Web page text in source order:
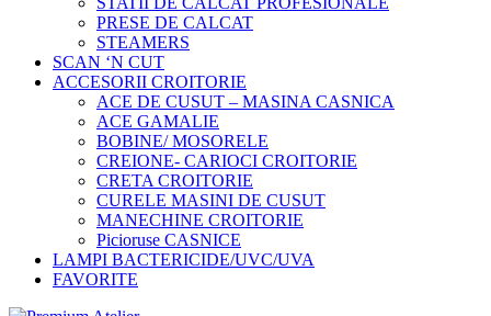
PRESE DE CALCAT
STEAMERS
SCAN ‘N CUT
ACCESORII CROITORIE
ACE DE CUSUT – MASINA CASNICA
ACE GAMALIE
BOBINE/ MOSORELE
CREIONE- CARIOCI CROITORIE
CRETA CROITORIE
CURELE MASINI DE CUSUT
MANECHINE CROITORIE
Picioruse CASNICE
LAMPI BACTERICIDE/UVC/UVA
FAVORITE